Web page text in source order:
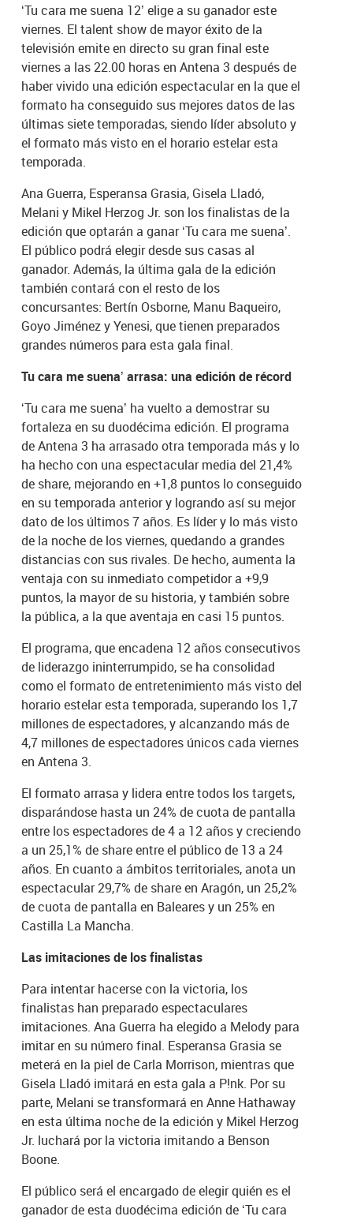
‘Tu cara me suena 12’ elige a su ganador este
viernes. El talent show de mayor éxito de la
televisión emite en directo su gran final este
viernes a las 22.00 horas en Antena 3 después de
haber vivido una edición espectacular en la que el
formato ha conseguido sus mejores datos de las
últimas siete temporadas, siendo líder absoluto y
el formato más visto en el horario estelar esta
temporada.
Ana Guerra, Esperansa Grasia, Gisela Lladó,
Melani y Mikel Herzog Jr. son los finalistas de la
edición que optarán a ganar ‘Tu cara me suena’.
El público podrá elegir desde sus casas al
ganador. Además, la última gala de la edición
también contará con el resto de los
concursantes: Bertín Osborne, Manu Baqueiro,
Goyo Jiménez y Yenesi, que tienen preparados
grandes números para esta gala final.
Tu cara me suena’ arrasa: una edición de récord
‘Tu cara me suena’ ha vuelto a demostrar su
fortaleza en su duodécima edición. El programa
de Antena 3 ha arrasado otra temporada más y lo
ha hecho con una espectacular media del 21,4%
de share, mejorando en +1,8 puntos lo conseguido
en su temporada anterior y logrando así su mejor
dato de los últimos 7 años. Es líder y lo más visto
de la noche de los viernes, quedando a grandes
distancias con sus rivales. De hecho, aumenta la
ventaja con su inmediato competidor a +9,9
puntos, la mayor de su historia, y también sobre
la pública, a la que aventaja en casi 15 puntos.
El programa, que encadena 12 años consecutivos
de liderazgo ininterrumpido, se ha consolidad
como el formato de entretenimiento más visto del
horario estelar esta temporada, superando los 1,7
millones de espectadores, y alcanzando más de
4,7 millones de espectadores únicos cada viernes
en Antena 3.
El formato arrasa y lidera entre todos los targets,
disparándose hasta un 24% de cuota de pantalla
entre los espectadores de 4 a 12 años y creciendo
a un 25,1% de share entre el público de 13 a 24
años. En cuanto a ámbitos territoriales, anota un
espectacular 29,7% de share en Aragón, un 25,2%
de cuota de pantalla en Baleares y un 25% en
Castilla La Mancha.
Las imitaciones de los finalistas
Para intentar hacerse con la victoria, los
finalistas han preparado espectaculares
imitaciones. Ana Guerra ha elegido a Melody para
imitar en su número final. Esperansa Grasia se
meterá en la piel de Carla Morrison, mientras que
Gisela Lladó imitará en esta gala a P!nk. Por su
parte, Melani se transformará en Anne Hathaway
en esta última noche de la edición y Mikel Herzog
Jr. luchará por la victoria imitando a Benson
Boone.
El público será el encargado de elegir quién es el
ganador de esta duodécima edición de ‘Tu cara